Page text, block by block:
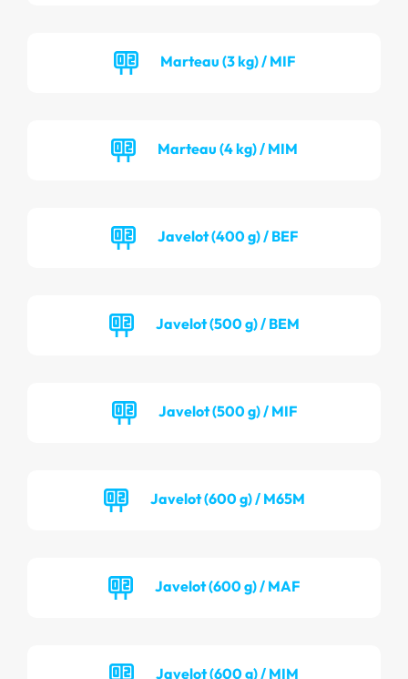
Marteau (3 kg) / MIF
Marteau (4 kg) / MIM
Javelot (400 g) / BEF
Javelot (500 g) / BEM
Javelot (500 g) / MIF
Javelot (600 g) / M65M
Javelot (600 g) / MAF
Javelot (600 g) / MIM